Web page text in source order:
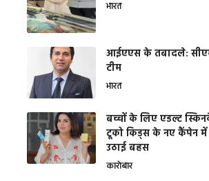
भारत
आईएएस के तबादले:
टीम
भारत
बच्चों के लिए एडल्ट
टूको किड्स के नए कैंपेन
उठाई बहस
कारोबार